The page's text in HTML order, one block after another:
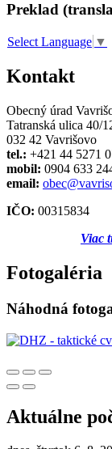
Preklad
Select Language ▼
Kontakt
Obecný úrad
Tatranská ulica 40/
032 42 Vavrišovo
tel.: +421 44 5271
mobil: 0904 633
email:
IČO: 00315834
Viac
Fotogaléria
Náhodná
Aktuálne